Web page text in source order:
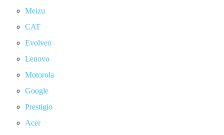
Meizu
CAT
Evolveo
Lenovo
Motorola
Google
Prestigio
Acer